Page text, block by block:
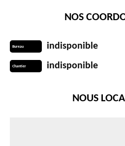
NOS
Bureau indisponible
Chantier indisponible
NOUS